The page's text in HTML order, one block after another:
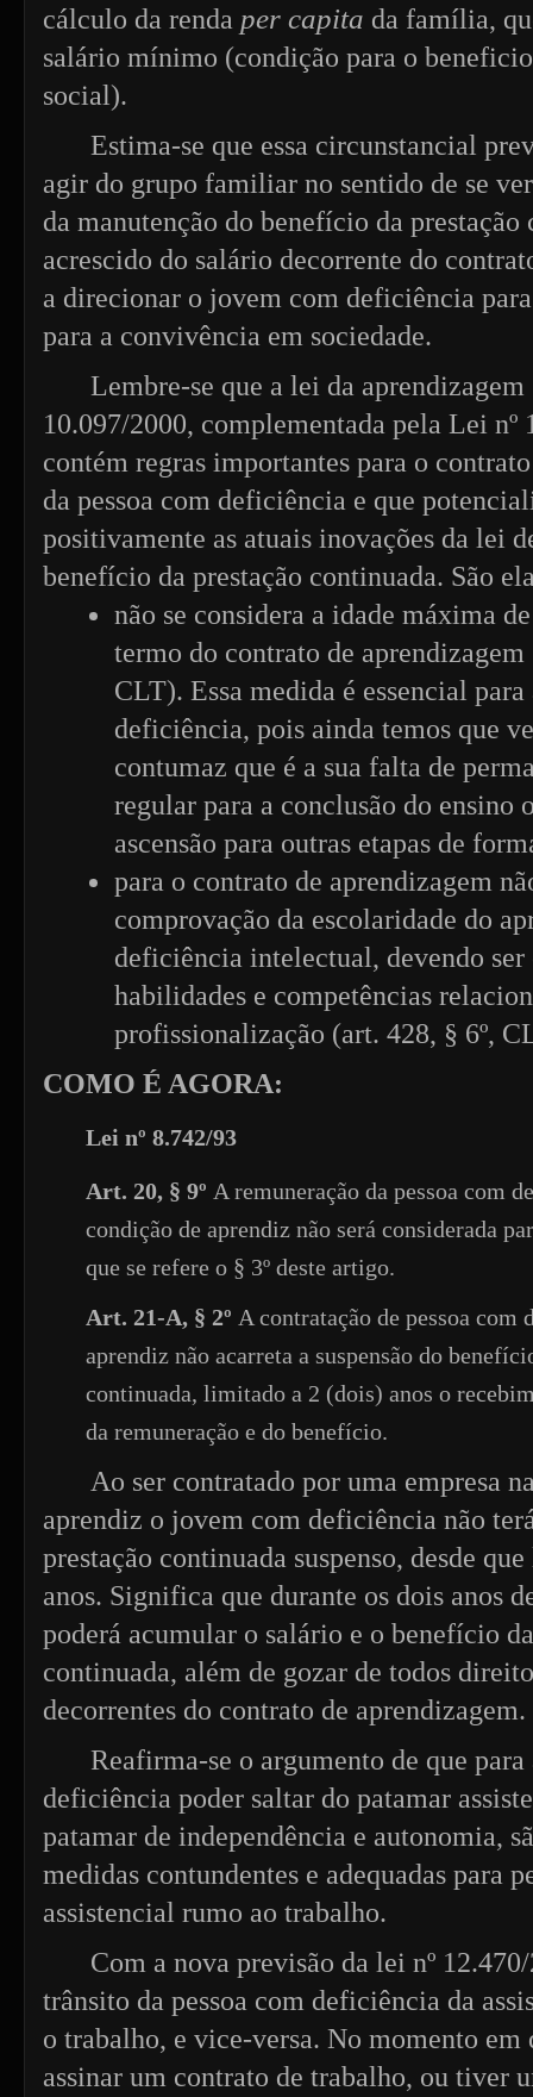
cálculo da renda per capita da família,
salário mínimo (condição para o
social).
Estima-se que essa circunstancial
agir do grupo familiar no sentido de se
da manutenção do benefício da prestação
acrescido do salário decorrente do
a direcionar o jovem com deficiência
para a convivência em sociedade.
Lembre-se que a lei da aprendizagem
10.097/2000, complementada pela Lei nº
contém regras importantes para o
da pessoa com deficiência e que
positivamente as atuais inovações da lei
benefício da prestação continuada. São
não se considera a idade máxima
termo do contrato de aprendizagem
CLT). Essa medida é essencial para
deficiência, pois ainda temos que
contumaz que é a sua falta de
regular para a conclusão do ensino
ascensão para outras etapas de
para o contrato de aprendizagem
comprovação da escolaridade do
deficiência intelectual, devendo ser
habilidades e competências
profissionalização (art. 428, § 6º,
COMO É AGORA:
Lei nº 8.742/93
Art. 20, § 9º A remuneração da pessoa com
condição de aprendiz não será considerada
que se refere o § 3º deste artigo.
Art. 21-A, § 2º A contratação de pessoa com
aprendiz não acarreta a suspensão do
continuada, limitado a 2 (dois) anos o
da remuneração e do benefício.
Ao ser contratado por uma empresa
aprendiz o jovem com deficiência não
prestação continuada suspenso, desde
anos. Significa que durante os dois anos
poderá acumular o salário e o benefício
continuada, além de gozar de todos
decorrentes do contrato de aprendizagem.
Reafirma-se o argumento de que para
deficiência poder saltar do patamar
patamar de independência e autonomia,
medidas contundentes e adequadas para
assistencial rumo ao trabalho.
Com a nova previsão da lei nº
trânsito da pessoa com deficiência da
o trabalho, e vice-versa. No momento
assinar um contrato de trabalho, ou tiver